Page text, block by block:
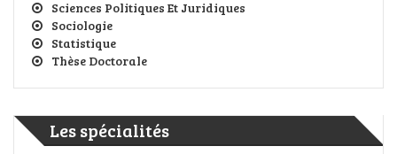
Sciences Politiques Et Juridiques
Sociologie
Statistique
Thèse Doctorale
Les spécialités